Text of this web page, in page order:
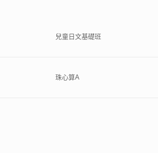
兒童日文基礎班
珠心算A